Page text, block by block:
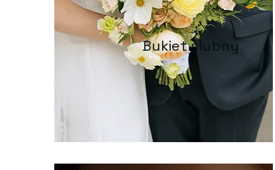
Bukiet ślubny